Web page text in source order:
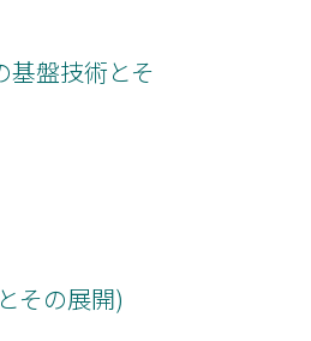
基盤技術とそ
その展開)